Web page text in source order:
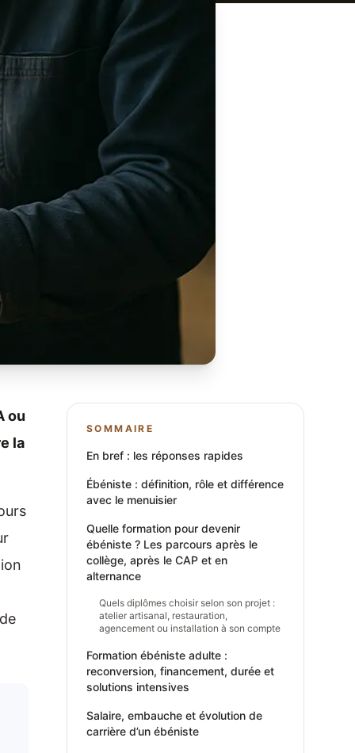
ou
la
SOMMAIRE
En bref : les réponses rapides
Ébéniste : définition, rôle et différence
avec le menuisier
Quelle formation pour devenir
ébéniste ? Les parcours après le
collège, après le CAP et en
alternance
Quels diplômes choisir selon son projet :
atelier artisanal, restauration,
agencement ou installation à son compte
Formation ébéniste adulte :
reconversion, financement, durée et
solutions intensives
Salaire, embauche et évolution de
carrière d’un ébéniste